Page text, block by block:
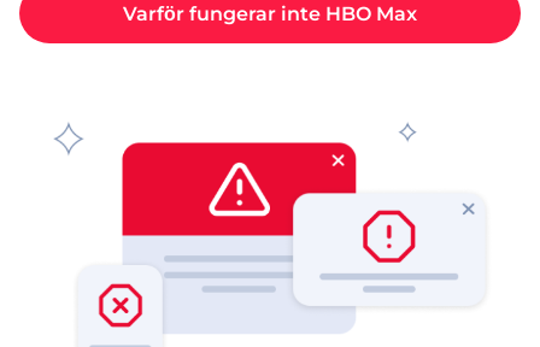
Varför fungerar inte HBO Max